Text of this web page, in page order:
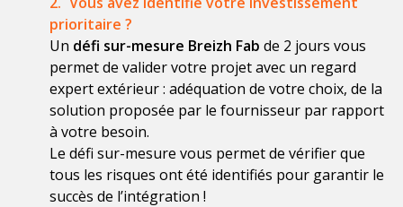
prioritaire ?
Un défi sur-mesure Breizh Fab de 2 jours vous
permet de valider votre projet avec un regard
expert extérieur : adéquation de votre choix, de la
solution proposée par le fournisseur par rapport
à votre besoin.
Le défi sur-mesure vous permet de vérifier que
tous les risques ont été identifiés pour garantir le
succès de l’intégration !